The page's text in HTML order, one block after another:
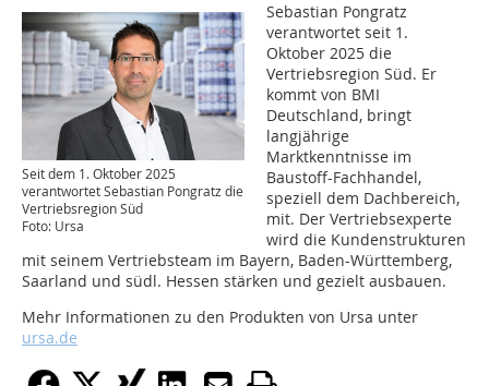
Seit dem 1. Oktober 2025
verantwortet Sebastian Pongratz die
Vertriebsregion Süd
Foto: Ursa
Sebastian Pongratz
verantwortet seit 1.
Oktober 2025 die
Vertriebsregion Süd. Er
kommt von BMI
Deutschland, bringt
langjährige
Marktkenntnisse im
Baustoff-Fachhandel,
speziell dem Dachbereich,
mit. Der Vertriebsexperte
wird die Kundenstrukturen
mit seinem Vertriebsteam im Bayern, Baden-Württemberg,
Saarland und südl. Hessen stärken und gezielt ausbauen.
Mehr Informationen zu den Produkten von Ursa unter
ursa.de